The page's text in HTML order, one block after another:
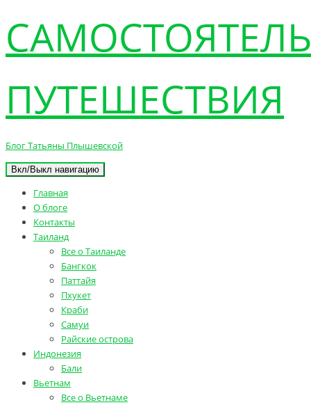
ПУТЕШЕСТВИЯ
Блог Татьяны Плышевской
Вкл/Выкл навигацию
Главная
О блоге
Контакты
Таиланд
Все о Таиланде
Бангкок
Паттайя
Пхукет
Краби
Самуи
Райские острова
Индонезия
Бали
Вьетнам
Все о Вьетнаме